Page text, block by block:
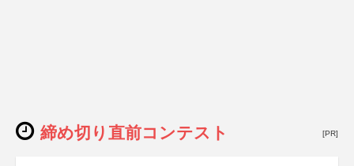
締め切り直前コンテスト [PR]